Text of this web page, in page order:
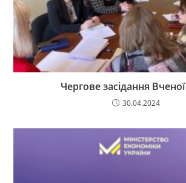
Чергове засідання
30.04.2024